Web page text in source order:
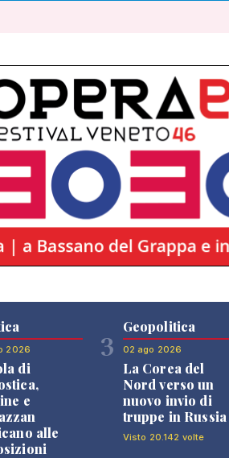
2026
di
e
alle
3
Geopolitica
02 ago 2026
La Corea del
Nord verso un
nuovo invio di
truppe in Russia
Visto 20.142 volte